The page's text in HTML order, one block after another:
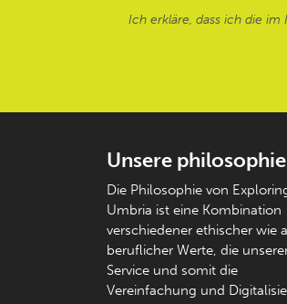
Ich erkläre, dass ich die
Unsere philosophie
Die Philosophie von
Umbria ist eine Kombination
verschiedener ethischer wie
beruflicher Werte, die
Service und somit die
Vereinfachung und